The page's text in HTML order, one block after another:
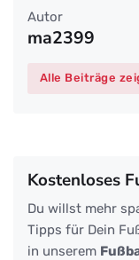
Autor
ma2399
Alle Beiträge
Kostenloses
Du willst mehr
Tipps für Dein
in unserem